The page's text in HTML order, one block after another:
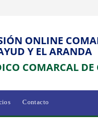
ONLINE
Y EL ARANDA
COMARCAL
Contacto